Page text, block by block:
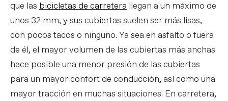
que las bicicletas de carretera llegan a un máximo de
unos 32 mm, y sus cubiertas suelen ser más lisas,
con pocos tacos o ninguno. Ya sea en asfalto o fuera
de él, el mayor volumen de las cubiertas más anchas
hace posible una menor presión de las cubiertas
para un mayor confort de conducción, así como una
mayor tracción en muchas situaciones. En carretera,